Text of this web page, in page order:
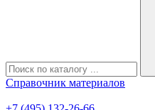
Справочник материалов